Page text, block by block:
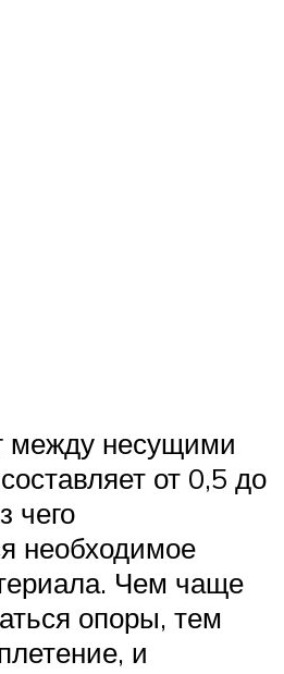
между несущими
от 0,5 до
чего
необходимое
Чем чаще
опоры, тем
и